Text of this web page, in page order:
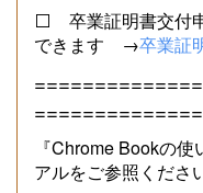
⬜ 卒業証明書交付
できます →卒業証
『Chrome Bookの
アルをご参照くださ